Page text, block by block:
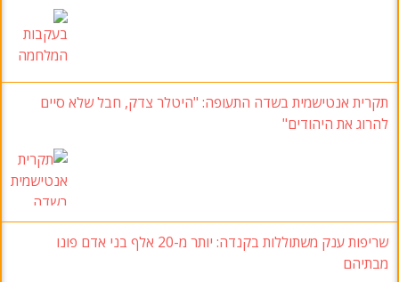
תקרית אנטישמית בשדה התעופה: "היטלר צדק, חבל שלא סיים
להרוג את היהודים"
שריפות ענק משתוללות בקנדה: יותר מ-20 אלף בני אדם פונו
מבתיהם